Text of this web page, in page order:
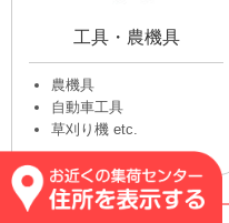
工具・農機具
農機具
自動車工具
草刈り機 etc.